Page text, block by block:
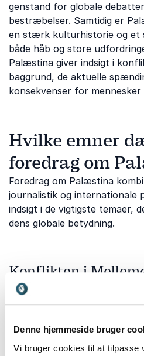
Denne hjemmeside bruger
Vi bruger cookies til at tilpasse
genstand for globale
bestræbelser. Samtidig er
en stærk kulturhistorie og et
både håb og store
Palæstina giver indsigt i
baggrund, de aktuelle
konsekvenser for mennesker
Hvilke emner
foredrag om
Foredrag om Palæstina
journalistik og internationale
indsigt i de vigtigste temaer,
dens globale betydning.
Konflikten i
historiske rødder
For at forstå situationen i
gennem tiden. Dette tema
historie, politiske spændinger